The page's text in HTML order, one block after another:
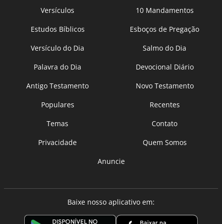
Versículos
10 Mandamentos
Estudos Bíblicos
Esboços de Pregação
Versículo do Dia
Salmo do Dia
Palavra do Dia
Devocional Diário
Antigo Testamento
Novo Testamento
Populares
Recentes
Temas
Contato
Privacidade
Quem Somos
Anuncie
Baixe nosso aplicativo em: